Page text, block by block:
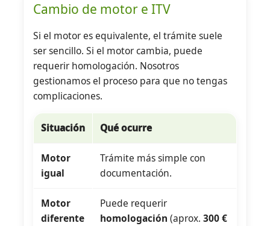
Cambio de motor e ITV
Si el motor es equivalente, el trámite suele
ser sencillo. Si el motor cambia, puede
requerir homologación. Nosotros
gestionamos el proceso para que no tengas
complicaciones.
Situación Qué ocurre
Motor
igual
Trámite más simple con
documentación.
Motor
diferente
Puede requerir
homologación (aprox. 300 €